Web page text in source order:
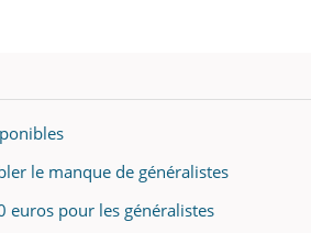
le manque de généralistes
euros pour les généralistes